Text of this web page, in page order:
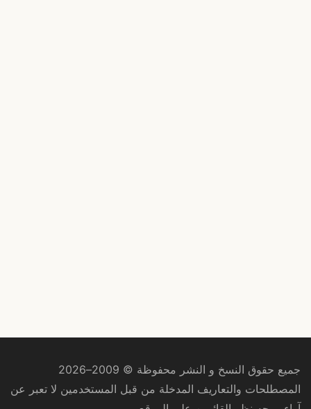
جميع حقوق النسخ و النشر محفوظة © 2009–2026
المصطلحات والتعاريف المدخلة من قبل المستخدمين لا تعبر عن